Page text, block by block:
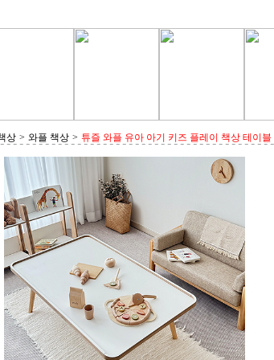
상 > 와플 책상 > 튜즐 와플 유아 아기 키즈 플레이 책상 테이블